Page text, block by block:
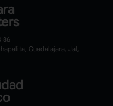
86
Guadalajara, Jal,